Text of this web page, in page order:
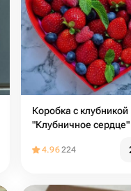
Коробка с клубникой
"Клубничное сердце"
4.96224